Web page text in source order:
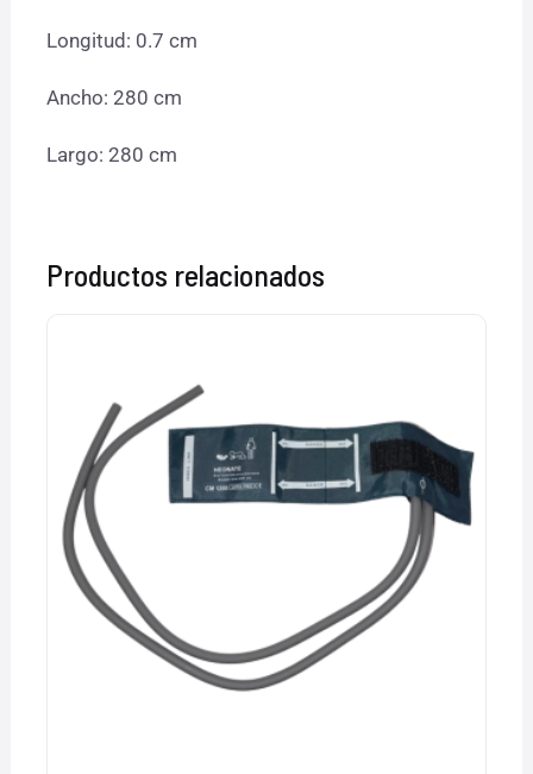
Longitud: 0.7 cm
Ancho: 280 cm
Largo: 280 cm
Productos relacionados